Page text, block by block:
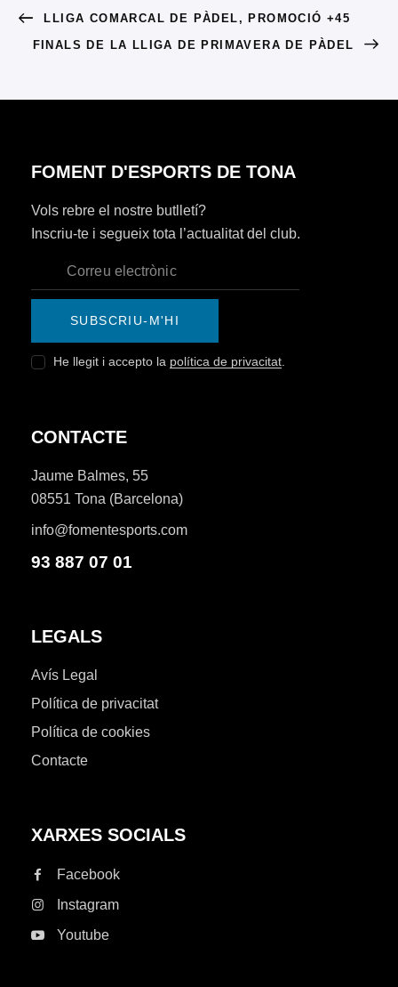
LLIGA COMARCAL DE PÀDEL, PROMOCIÓ +45
FINALS DE LA LLIGA DE PRIMAVERA DE PÀDEL
FOMENT D'ESPORTS DE TONA
Vols rebre el nostre butlletí?
Inscriu-te i segueix tota l’actualitat del club.
SUBSCRIU-M'HI
He llegit i accepto la política de privacitat.
CONTACTE
Jaume Balmes, 55
08551 Tona (Barcelona)
info@fomentesports.com
93 887 07 01
LEGALS
Avís Legal
Política de privacitat
Política de cookies
Contacte
XARXES SOCIALS
Facebook
Instagram
Youtube